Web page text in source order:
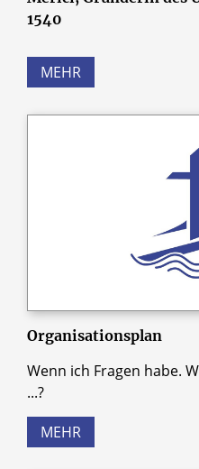
1540
MEHR
Organisationsplan
Wenn ich Fragen habe.
...?
MEHR